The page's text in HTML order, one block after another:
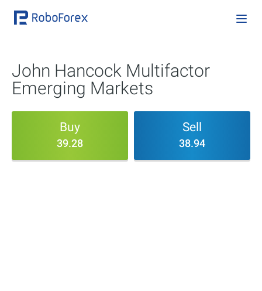
John Hancock Multifactor
Emerging Markets
Buy
39.28
Sell
38.94